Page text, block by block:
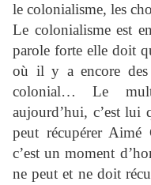
le colonialisme, les
Le colonialisme est
parole forte elle doit
où il y a encore des
colonial… Le
aujourd’hui, c’est
peut récupérer Aimé
c’est un moment
ne peut et ne doit